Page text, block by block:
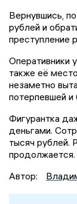
Вернувшись,
рублей и
преступление
Оперативники
также её
незаметно
потерпевшей и
Фигурантка
деньгами.
тысяч рублей.
продолжается.
Автор: